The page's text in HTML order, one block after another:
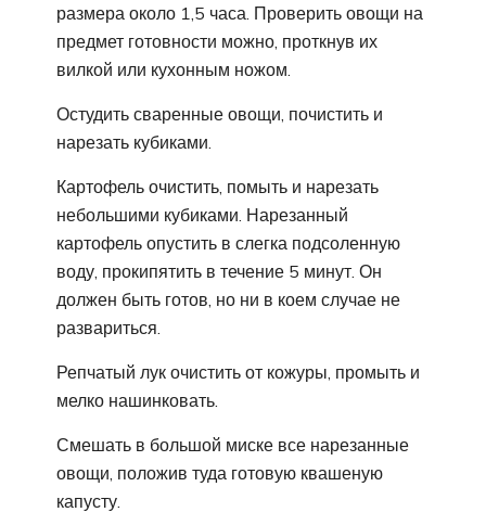
размера около 1,5 часа. Проверить овощи на
предмет готовности можно, проткнув их
вилкой или кухонным ножом.
Остудить сваренные овощи, почистить и
нарезать кубиками.
Картофель очистить, помыть и нарезать
небольшими кубиками. Нарезанный
картофель опустить в слегка подсоленную
воду, прокипятить в течение 5 минут. Он
должен быть готов, но ни в коем случае не
развариться.
Репчатый лук очистить от кожуры, промыть и
мелко нашинковать.
Смешать в большой миске все нарезанные
овощи, положив туда готовую квашеную
капусту.